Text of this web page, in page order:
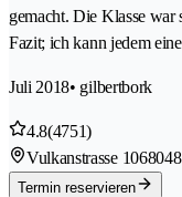
gemacht. Die Klasse war
Fazit; ich kann jedem
Juli 2018• gilbertbork
4.8(4751)
Vulkanstrasse 106
Termin reservieren